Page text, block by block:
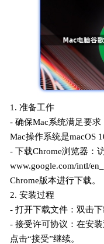
1. 准备工作
- 确保Mac系统满足要
Mac操作系统是macOS
- 下载Chrome浏览器：
www.google.com/intl/
Chrome版本进行下载。
2. 安装过程
- 打开下载文件：双击
- 接受许可协议：在安
点击“接受”继续。